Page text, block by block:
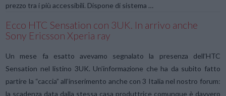
prezzo tra i più accessibili. Dispone di sistema …
Ecco HTC Sensation con 3UK. In arrivo anche
Sony Ericsson Xperia ray
Un mese fa esatto avevamo segnalato la presenza dell’HTC
Sensation nel listino 3UK. Un’informazione che ha da subito fatto
partire la “caccia” all’inserimento anche con 3 Italia nel nostro forum:
la scadenza data dalla stessa casa produttrice comunque è davvero